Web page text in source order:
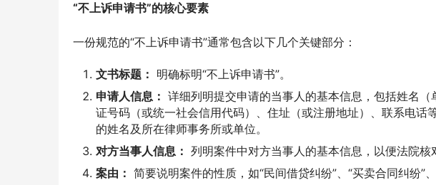
“不上诉申请书”的核心要素
一份规范的“不上诉申请书”通常包含以下几个关键部分：
文书标题： 明确标明“不上诉申请书”。
申请人信息： 详细列明提交申请的当事人的基本信息，包括姓名
证号码（或统一社会信用代码）、住址（或注册地址）、联系电话
的姓名及所在律师事务所或单位。
对方当事人信息： 列明案件中对方当事人的基本信息，以便法院核
案由： 简要说明案件的性质，如“民间借贷纠纷”、“买卖合同纠纷”、